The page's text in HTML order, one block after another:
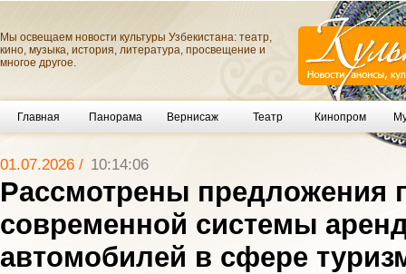
Мы освещаем новости культуры Узбекистана: театр,
кино, музыка, история, литература, просвещение и
многое другое.
Главная Панорама Вернисаж Театр Кинопром
01.07.2026 / 10:14:06
Рассмотрены предложения
современной системы
автомобилей в сфере